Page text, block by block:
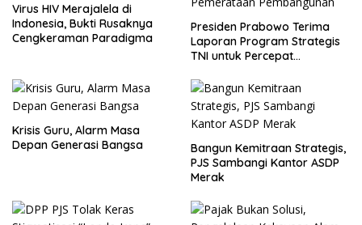
Virus HIV Merajalela di
Indonesia, Bukti Rusaknya
Cengkeraman Paradigma
Presiden Prabowo Terima
Laporan Program Strategis
TNI untuk Percepat
Krisis Guru, Alarm Masa
Depan Generasi Bangsa
Bangun Kemitraan Strategis,
PJS Sambangi Kantor ASDP
Merak